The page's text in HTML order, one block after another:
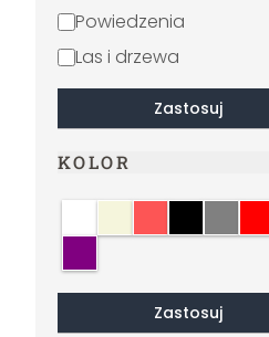
Powiedzenia
Las i drzewa
Zastosuj
KOLOR
Zastosuj